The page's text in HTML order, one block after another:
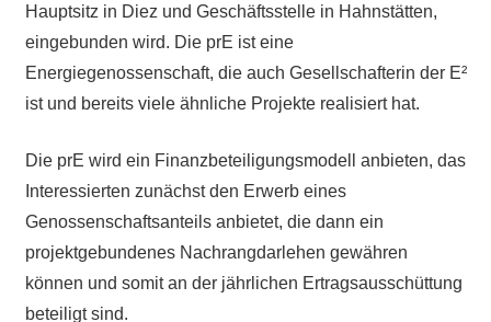
Hauptsitz in Diez und Geschäftsstelle in Hahnstätten,
eingebunden wird. Die prE ist eine
Energiegenossenschaft, die auch Gesellschafterin der E²
ist und bereits viele ähnliche Projekte realisiert hat.
Die prE wird ein Finanzbeteiligungsmodell anbieten, das
Interessierten zunächst den Erwerb eines
Genossenschaftsanteils anbietet, die dann ein
projektgebundenes Nachrangdarlehen gewähren
können und somit an der jährlichen Ertragsausschüttung
beteiligt sind.